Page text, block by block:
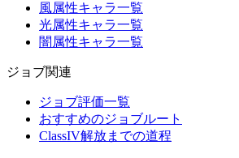
風属性キャラ一覧
光属性キャラ一覧
闇属性キャラ一覧
ジョブ関連
ジョブ評価一覧
おすすめのジョブルート
ClassIV解放までの道程